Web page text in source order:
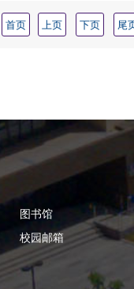
首页 上页 下页 尾
图书馆
校园邮箱